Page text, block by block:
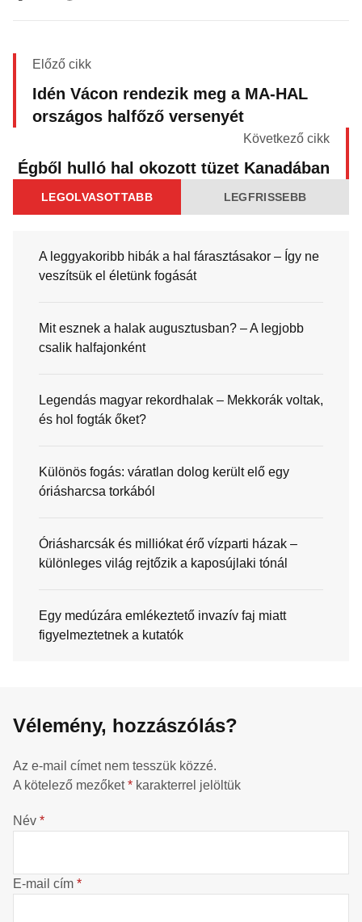
Előző cikk
Idén Vácon rendezik meg a MA-HAL
országos halfőző versenyét
Következő cikk
Égből hulló hal okozott tüzet Kanadában
LEGOLVASOTTABB LEGFRISSEBB
A leggyakoribb hibák a hal fárasztásakor – Így ne
veszítsük el életünk fogását
Mit esznek a halak augusztusban? – A legjobb
csalik halfajonként
Legendás magyar rekordhalak – Mekkorák voltak,
és hol fogták őket?
Különös fogás: váratlan dolog került elő egy
óriásharcsa torkából
Óriásharcsák és milliókat érő vízparti házak –
különleges világ rejtőzik a kaposújlaki tónál
Egy medúzára emlékeztető invazív faj miatt
figyelmeztetnek a kutatók
Vélemény, hozzászólás?
Az e-mail címet nem tesszük közzé.
A kötelező mezőket* karakterrel jelöltük
Név *
E-mail cím *